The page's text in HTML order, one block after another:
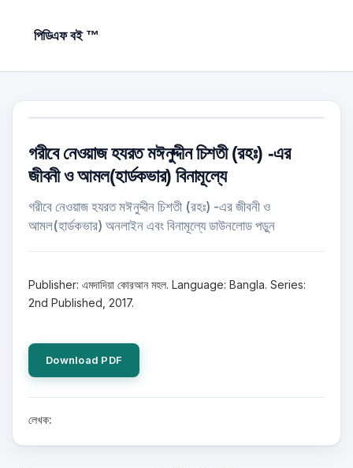
পিডিএফ বই ™
গরীবে নেওয়াজ হযরত মঈনুদ্দীন চিশতী (রহঃ) -এর
জীবনী ও আমল(হার্ডকভার) বিনামূল্যে
গরীবে নেওয়াজ হযরত মঈনুদ্দীন চিশতী (রহঃ) -এর জীবনী ও
আমল(হার্ডকভার) অনলাইন এবং বিনামূল্যে ডাউনলোড পড়ুন
Publisher: এমদাদিয়া কোরআন মহল. Language: Bangla. Series:
2nd Published, 2017.
Download PDF
লেখক: